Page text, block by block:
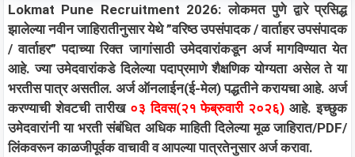
Lokmat Pune Recruitment 2026: लोकमत पुणे द्वारे प्रसिद्ध
झालेल्या नवीन जाहिरातीनुसार येथे ”वरिष्ठ उपसंपादक / वार्ताहर उपसंपादक
/ वार्ताहर” पदाच्या रिक्त जागांसाठी उमेदवारांकडून अर्ज मागविण्यात येत
आहे. ज्या उमेदवारांकडे दिलेल्या पदाप्रमाणे शैक्षणिक योग्यता असेल ते या
भरतीस पात्र असतील. अर्ज ऑनलाईन(ई-मेल) पद्धतीने करायचा आहे. अर्ज
करण्याची शेवटची तारीख ०३ दिवस(२१ फेब्रुवारी २०२६) आहे. इच्छुक
उमेदवारांनी या भरती संबंधित अधिक माहिती दिलेल्या मूळ जाहिरात/PDF/
लिंकवरून काळजीपूर्वक वाचावी व आपल्या पात्रतेनुसार अर्ज करावा.